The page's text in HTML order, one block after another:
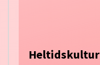
Heltidskultur